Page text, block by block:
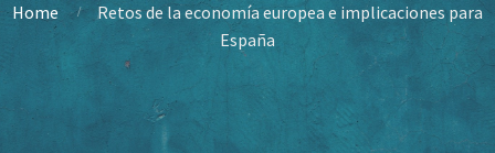
Home
Retos de la economía europea e implicaciones para
España